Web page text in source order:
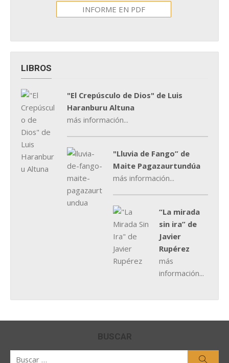
INFORME EN PDF
LIBROS
"El Crepúsculo de Dios" de Luis
Haranburu Altuna
más información...
"Lluvia de Fango” de
Maite Pagazaurtundúa
más información...
“La mirada
sin ira” de
Javier
Rupérez
más
información...
BUSCAR